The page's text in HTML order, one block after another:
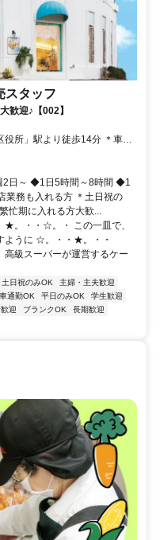
スタッフ
歓迎♪【002】
所」駅より徒歩14分 ＊車通
2日～ ◆1日5時間～8時間 ◆1
業務も入れる方 ＊土日祝の
忙期に入れる方大歓...
。・・☆。・ この一皿で、
ように ☆。・・★。・・
級スーパーが運営するケー
土日祝のみOK
主婦・主夫歓迎
車通勤OK 平日のみOK
学生歓迎
迎 ブランクOK
長期歓迎